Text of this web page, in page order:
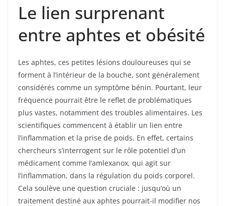
Le lien surprenant
entre aphtes et obésité
Les aphtes, ces petites lésions douloureuses qui se
forment à l’intérieur de la bouche, sont généralement
considérés comme un symptôme bénin. Pourtant, leur
fréquence pourrait être le reflet de problématiques
plus vastes, notamment des troubles alimentaires. Les
scientifiques commencent à établir un lien entre
l’inflammation et la prise de poids. En effet, certains
chercheurs s’interrogent sur le rôle potentiel d’un
médicament comme l’amlexanox, qui agit sur
l’inflammation, dans la régulation du poids corporel.
Cela soulève une question cruciale : jusqu’où un
traitement destiné aux aphtes pourrait-il modifier nos